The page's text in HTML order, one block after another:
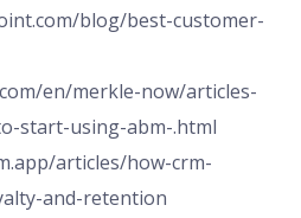
blog/best-customer-
en/merkle-now/articles-
start-using-abm-.html
articles/how-crm-
and-retention